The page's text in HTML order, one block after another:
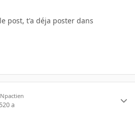
post, t'a déja poster dans
20 a